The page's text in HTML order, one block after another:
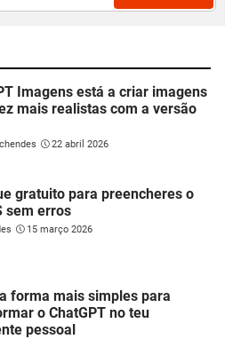
Imagens está a criar imagens
mais realistas com a versão
22 abril 2026
gratuito para preencheres o
sem erros
15 março 2026
forma mais simples para
o ChatGPT no teu
pessoal